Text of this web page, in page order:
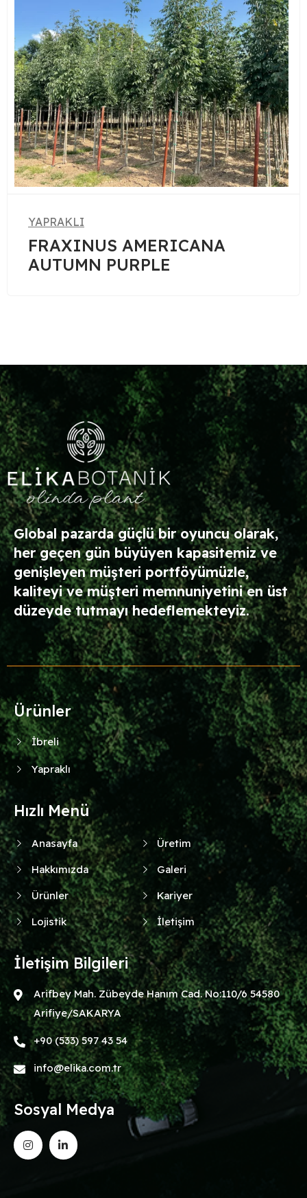
Global pazarda güçlü bir oyuncu olarak,
her geçen gün büyüyen kapasitemiz ve
genişleyen müşteri portföyümüzle,
kaliteyi ve müşteri memnuniyetini en üst
düzeyde tutmayı hedeflemekteyiz.
Ürünler
İbreli
Yapraklı
Hızlı Menü
Anasayfa
Hakkımızda
Ürünler
Lojistik
Üretim
Galeri
Kariyer
İletişim
İletişim Bilgileri
Arifbey Mah. Zübeyde Hanım Cad. No:110/6 54580
Arifiye/SAKARYA
+90 (533) 597 43 54
info@elika.com.tr
Sosyal Medya